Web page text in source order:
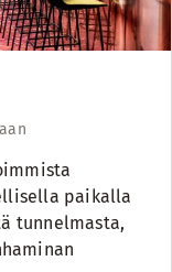
paikalla
tunnelmasta,